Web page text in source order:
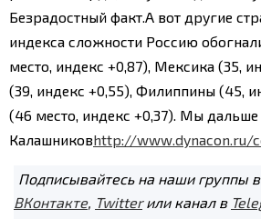
Безрадостный факт.А вот другие
индекса сложности Россию
место, индекс +0,87), Мексика (35,
(39, индекс +0,55), Филиппины (45,
(46 место, индекс +0,37). Мы
Калашниковhttp://www.dynacon.ru/
Подписывайтесь на наши группы в
ВКонтакте, Twitterили канал в